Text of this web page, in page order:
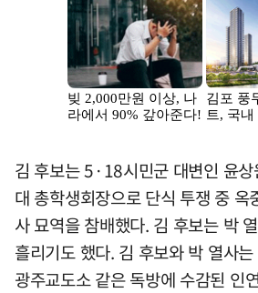
김 후보는 5·18시민군 대변인 윤
대 총학생회장으로 단식 투쟁 중 옥
사 묘역을 참배했다. 김 후보는 박
흘리기도 했다. 김 후보와 박 열사
광주교도소 같은 독방에 수감된 인